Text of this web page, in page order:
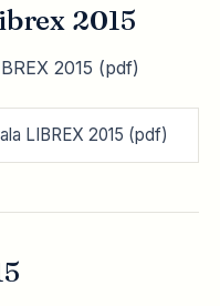
2015
2015 (pdf)
LIBREX 2015 (pdf)